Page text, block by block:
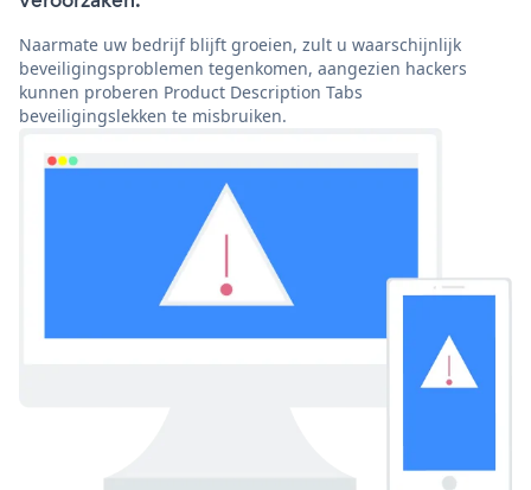
Naarmate uw bedrijf blijft groeien, zult u waarschijnlijk
beveiligingsproblemen tegenkomen, aangezien hackers
kunnen proberen Product Description Tabs
beveiligingslekken te misbruiken.